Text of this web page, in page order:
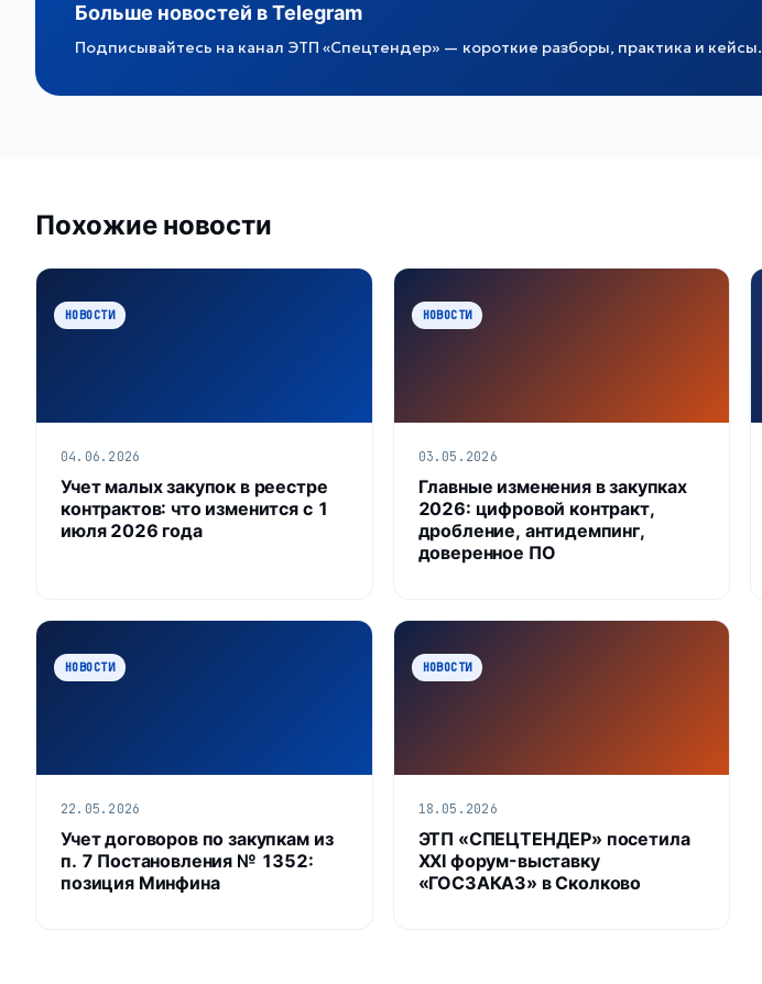
Больше новостей в Telegram
Подписывайтесь на канал ЭТП «Спецтендер» — короткие разборы, практика и кейсы.
Похожие новости
НОВОСТИ
04.06.2026
Учет малых закупок в реестре
контрактов: что изменится с 1
июля 2026 года
НОВОСТИ
03.05.2026
Главные изменения в закупках
2026: цифровой контракт,
дробление, антидемпинг,
доверенное ПО
НОВОСТИ
22.05.2026
Учет договоров по закупкам из
п. 7 Постановления № 1352:
позиция Минфина
НОВОСТИ
18.05.2026
ЭТП «СПЕЦТЕНДЕР» посетила
XXI форум-выставку
«ГОСЗАКАЗ» в Сколково